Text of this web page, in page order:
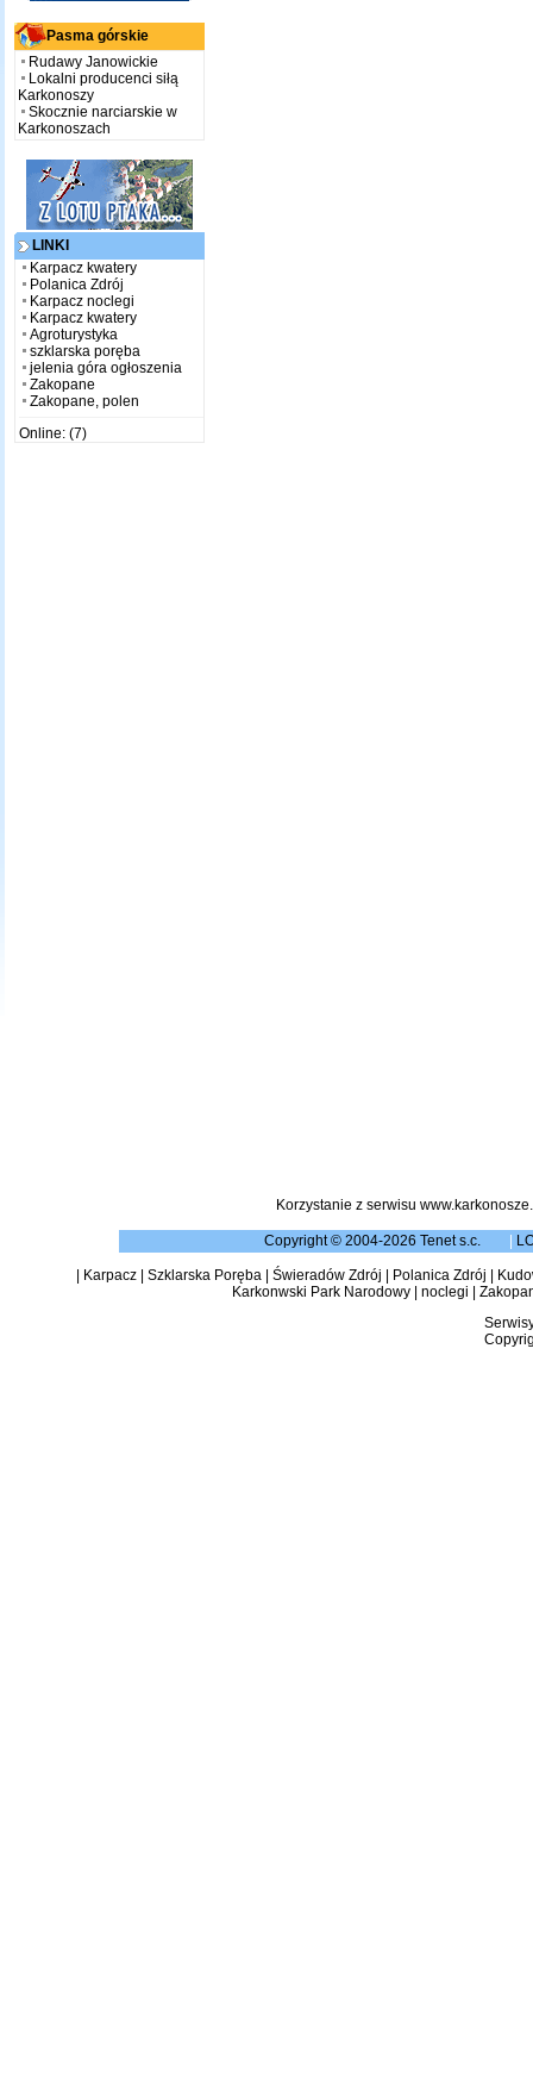
Pasma górskie
Rudawy Janowickie
Lokalni producenci siłą
Karkonoszy
Skocznie narciarskie w
Karkonoszach
LINKI
Karpacz kwatery
Polanica Zdrój
Karpacz noclegi
Karpacz kwatery
Agroturystyka
szklarska poręba
jelenia góra ogłoszenia
Zakopane
Zakopane, polen
Online: (7)
Korzystanie z serwisu
Copyright © 2004-2026 Tenet s.c.
Karpacz| Szklarska Poręba| Świeradów Zdrój Polanica Zdrój
Karkonwski Park Narodowy| noclegi